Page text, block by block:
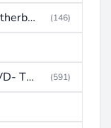
Tarjeta madre de PC - ( Motherboard ) (146)
Televideo (TV-VCR. TV-DVD- TV-DVD-VCR) (591)